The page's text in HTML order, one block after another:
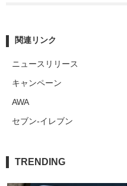
関連リンク
ニュースリリース
キャンペーン
AWA
セブン-イレブン
TRENDING